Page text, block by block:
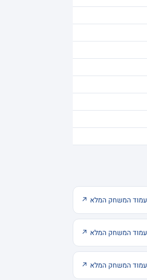
עמוד המשחק המלא ↗
עמוד המשחק המלא ↗
עמוד המשחק המלא ↗